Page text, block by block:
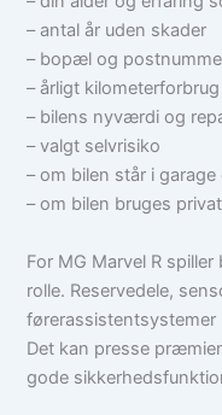
– antal år uden skader
– bopæl og
– årligt kilometerforbrug
– bilens nyværdi og
– valgt selvrisiko
– om bilen står i garage
– om bilen bruges
For MG Marvel R
rolle. Reservedele,
førerassistentsystemer
Det kan presse
gode